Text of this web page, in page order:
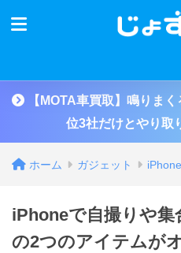
【MOTA車買取】鳴りま
位3社だけとやり取
ホーム ガジェット
iPhoneで自撮りや集
の2つのアイテムが